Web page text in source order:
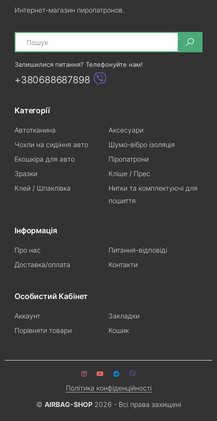
Интернет-магазин пиропатронов.
Search
Залишилися питання? Телефонуйте нам!
+380688687898
Категорії
Автотканина
Аксесуари
Чохли на сидіння авто
Шумо-вібро ізоляція
Екошкіра для авто
Піропатрони
Зразки
Кліше / Прес
Клей / Шпаклівка
Нитки та комплектуючі для
пошиття
Інформація
Про нас
Питання-відповіді
Доставка/оплата
Контакти
Особистий Кабінет
Аккаунт
Закладки
Порівняти товари
Кошик
© AIRBAG-SHOP2026 - Всі права захищені
Політика конфіденційності